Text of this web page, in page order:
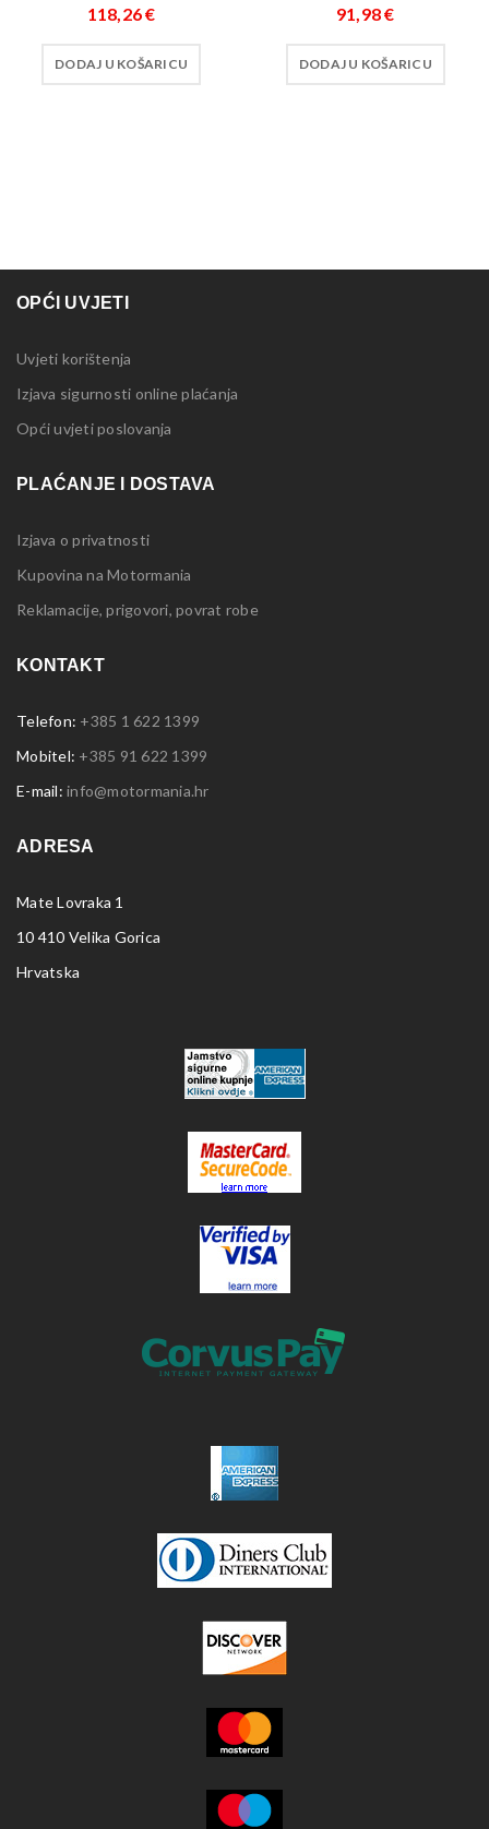
118,26€
DODAJ U KOŠARICU
91,98€
DODAJ U KOŠARICU
OPĆI UVJETI
Uvjeti korištenja
Izjava sigurnosti online plaćanja
Opći uvjeti poslovanja
PLAĆANJE I DOSTAVA
Izjava o privatnosti
Kupovina na Motormania
Reklamacije, prigovori, povrat robe
KONTAKT
Telefon: +385 1 622 1399
Mobitel: +385 91 622 1399
E-mail: info@motormania.hr
ADRESA
Mate Lovraka 1
10 410 Velika Gorica
Hrvatska